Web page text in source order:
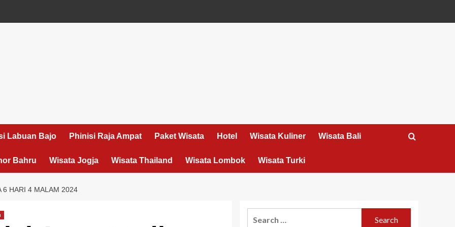
Labuan Bajo Phinisi Raja Ampat Paket Wisata Hotel Wisata Kuliner Wisata Bali
Bahru Wisata Jogja Wisata Thailand Wisata Lombok Wisata Turki
6 HARI 4 MALAM 2024